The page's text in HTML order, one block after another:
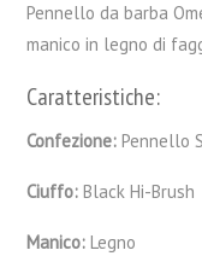
Pennello da barba
manico in legno di
Caratteristiche:
Confezione:Pennello
Ciuffo:Black Hi-Brush
Manico:Legno